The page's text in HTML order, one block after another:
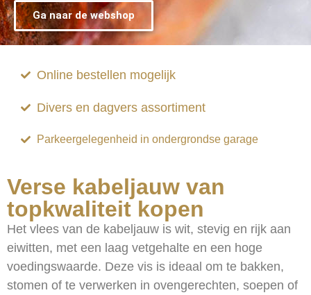
Ga naar de webshop
Online bestellen mogelijk
Divers en dagvers assortiment
Parkeergelegenheid in ondergrondse garage
Verse kabeljauw van
topkwaliteit kopen
Het vlees van de kabeljauw is wit, stevig en rijk aan
eiwitten, met een laag vetgehalte en een hoge
voedingswaarde. Deze vis is ideaal om te bakken,
stomen of te verwerken in ovengerechten, soepen of